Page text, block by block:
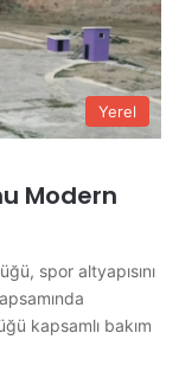
Yerel
Modern
spor altyapısını
kapsamlı bakım